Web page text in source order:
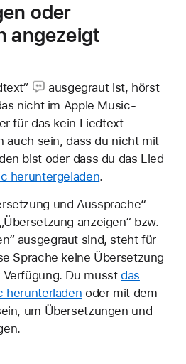
oder
angezeigt
ausgegraut ist, hörst
nicht im Apple Music-
für das kein Liedtext
auch sein, dass du nicht mit
bist oder dass du das Lied
heruntergeladen.
und Aussprache“
anzeigen“ bzw.
ausgegraut sind, steht für
Sprache keine Übersetzung
Verfügung. Du musstdas
herunterladen oder mit dem
um Übersetzungen und